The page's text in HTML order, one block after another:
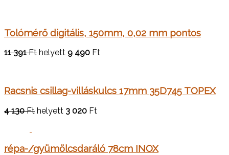
Tolómérő digitális, 150mm, 0,02 mm pontos
11 391 Ft helyett 9 490 Ft
Racsnis csillag-villáskulcs 17mm 35D745 TOPEX
4 130 Ft helyett 3 020 Ft
répa-/gyümölcsdaráló 78cm INOX